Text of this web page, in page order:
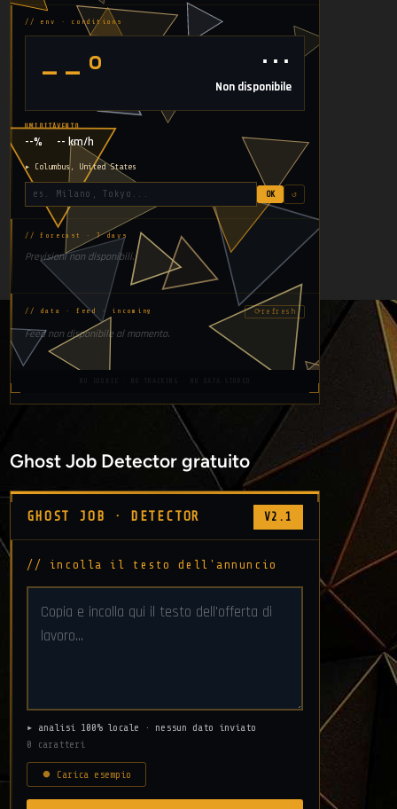
// env · conditions
--° ⋯
Non disponibile
UMIDITÀ
--%
VENTO
-- km/h
▸ Columbus, United States
OK ↺
// forecast · 7 days
Previsioni non disponibili.
// data · feed · incoming ⟳refresh
Feed non disponibile al momento.
Ghost Job Detector gratuito
GHOST JOB · DETECTOR V2.1
// incolla il testo dell'annuncio
▸ analisi 100% locale · nessun dato inviato
0 caratteri
⏺ Carica esempio